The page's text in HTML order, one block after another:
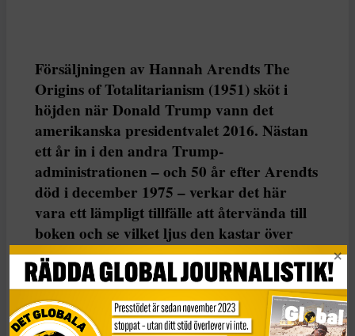
Försäljningen av Hannah Arendts The
Origins of Totalitarianism (1951) sköt i
höjden när Donald Trump vann det
amerikanska presidentvalet 2016. Nästan
ett år in i den andra Trump-
administrationen – och 50 år efter Arendts
död i december 1975 – verkar det här
vara ett lämpligt tillfälle att återvända till
boken och se vilket ljus den kastar över
2025. Det skriver Christopher J Finlay,
professor i politisk teori vid Durham
University.